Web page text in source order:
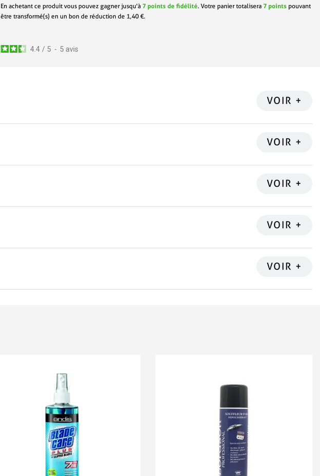
En achetant ce produit vous pouvez gagner jusqu'à 7 points de fidélité. Votre panier totalisera 7 points pouvant
être transformé(s) en un bon de réduction de 1,40 €.
4.4 / 5 - 5 avis